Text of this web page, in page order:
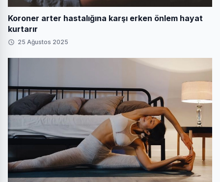
Koroner arter hastalığına karşı erken önlem hayat
kurtarır
25 Ağustos 2025